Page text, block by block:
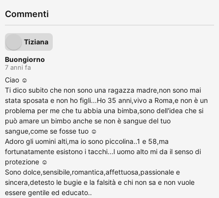
Commenti
Tiziana
Buongiorno
7 anni fa
Ciao ☺
Ti dico subito che non sono una ragazza madre,non sono mai
stata sposata e non ho figli...Ho 35 anni,vivo a Roma,e non è un
problema per me che tu abbia una bimba,sono dell'idea che si
può amare un bimbo anche se non è sangue del tuo
sangue,come se fosse tuo ☺
Adoro gli uomini alti,ma io sono piccolina..1 e 58,ma
fortunatamente esistono i tacchi...l uomo alto mi da il senso di
protezione ☺
Sono dolce,sensibile,romantica,affettuosa,passionale e
sincera,detesto le bugie e la falsità e chi non sa e non vuole
essere gentile ed educato..